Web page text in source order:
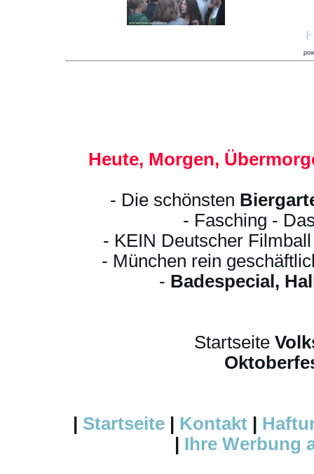
Heute, Morgen,
- Die schönsten
- Fasching -
- KEIN Deutscher
- München rein
- Badespecial,
Startseite
Startseite Kontakt
Ihre Werbung